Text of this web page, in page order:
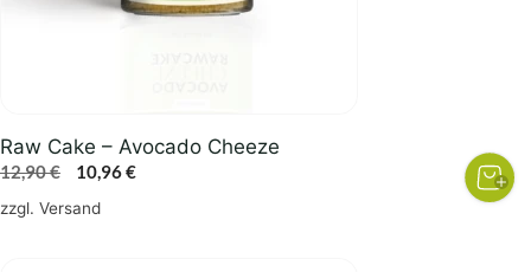
Raw Cake – Avocado Cheeze
12,90€
Ursprünglicher
Preis
10,96€Aktueller
zzgl. Versand